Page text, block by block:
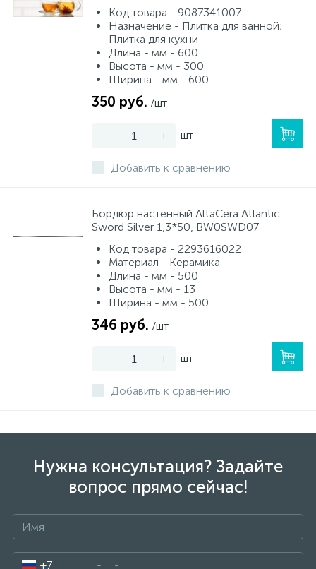
Код товара - 9087341007
Назначение - Плитка для ванной;
Плитка для кухни
Длина - мм - 600
Высота - мм - 300
Ширина - мм - 600
350 руб. /шт
- + шт
Добавить к сравнению
Бордюр настенный AltaCera Atlantic
Sword Silver 1,3*50, BW0SWD07
Код товара - 2293616022
Материал - Керамика
Длина - мм - 500
Высота - мм - 13
Ширина - мм - 500
346 руб. /шт
- + шт
Добавить к сравнению
Нужна консультация? Задайте
вопрос прямо сейчас!
+7